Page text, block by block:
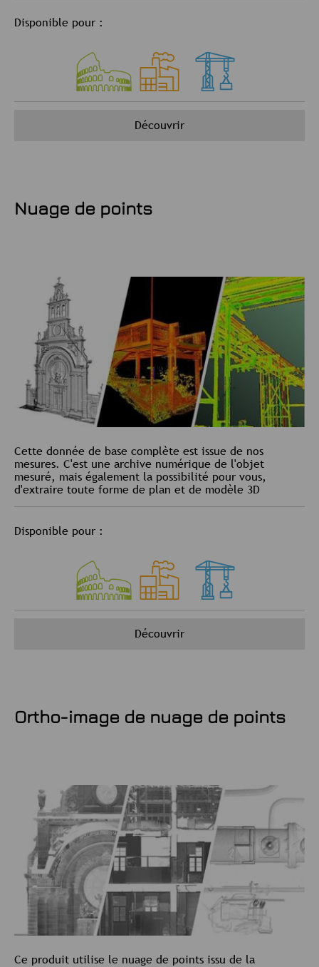
Disponible pour :
Découvrir
Nuage de points
Cette donnée de base complète est issue de nos
mesures. C'est une archive numérique de l'objet
mesuré, mais également la possibilité pour vous,
d'extraire toute forme de plan et de modèle 3D
Disponible pour :
Découvrir
Ortho-image de nuage de points
Ce produit utilise le nuage de points issu de la